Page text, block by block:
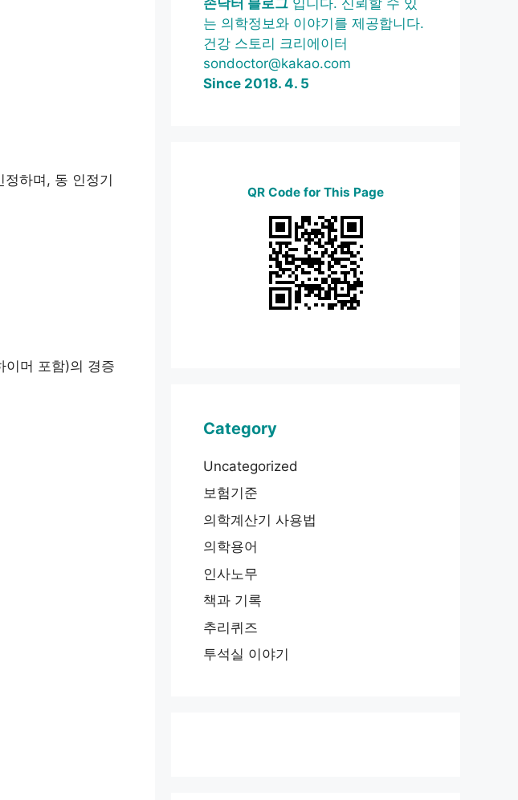
하며, 동 인정기
이머 포함)의 경증
는 의학정보와 이야기를 제공합니다.
건강 스토리 크리에이터
sondoctor@kakao.com
Since 2018. 4. 5
QR Code for This Page
Category
Uncategorized
보험기준
의학계산기 사용법
의학용어
인사노무
책과 기록
추리퀴즈
투석실 이야기